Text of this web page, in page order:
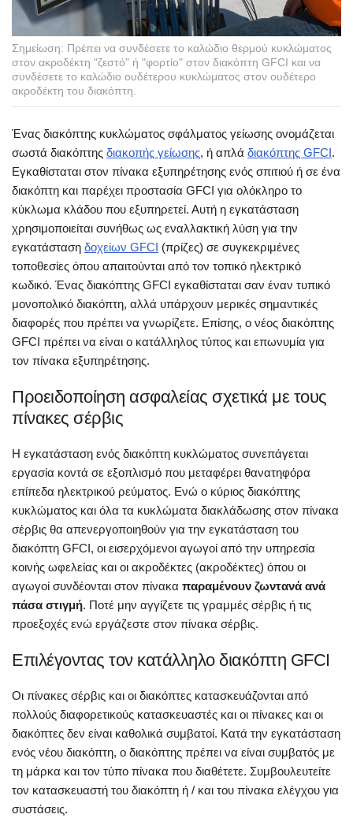
Σημείωση: Πρέπει να συνδέσετε το καλώδιο θερμού κυκλώματος
στον ακροδέκτη "ζεστό" ή "φορτίο" στον διακόπτη GFCI και να
συνδέσετε το καλώδιο ουδέτερου κυκλώματος στον ουδέτερο
ακροδέκτη του διακόπτη.
Ένας διακόπτης κυκλώματος σφάλματος γείωσης ονομάζεται
σωστά διακόπτης διακοπής γείωσης, ή απλά διακόπτης GFCI.
Εγκαθίσταται στον πίνακα εξυπηρέτησης ενός σπιτιού ή σε ένα
διακόπτη και παρέχει προστασία GFCI για ολόκληρο το
κύκλωμα κλάδου που εξυπηρετεί. Αυτή η εγκατάσταση
χρησιμοποιείται συνήθως ως εναλλακτική λύση για την
εγκατάσταση δοχείων GFCI (πρίζες) σε συγκεκριμένες
τοποθεσίες όπου απαιτούνται από τον τοπικό ηλεκτρικό
κωδικό. Ένας διακόπτης GFCI εγκαθίσταται σαν έναν τυπικό
μονοπολικό διακόπτη, αλλά υπάρχουν μερικές σημαντικές
διαφορές που πρέπει να γνωρίζετε. Επίσης, ο νέος διακόπτης
GFCI πρέπει να είναι ο κατάλληλος τύπος και επωνυμία για
τον πίνακα εξυπηρέτησης.
Προειδοποίηση ασφαλείας σχετικά με τους
πίνακες σέρβις
Η εγκατάσταση ενός διακόπτη κυκλώματος συνεπάγεται
εργασία κοντά σε εξοπλισμό που μεταφέρει θανατηφόρα
επίπεδα ηλεκτρικού ρεύματος. Ενώ ο κύριος διακόπτης
κυκλώματος και όλα τα κυκλώματα διακλάδωσης στον πίνακα
σέρβις θα απενεργοποιηθούν για την εγκατάσταση του
διακόπτη GFCI, οι εισερχόμενοι αγωγοί από την υπηρεσία
κοινής ωφελείας και οι ακροδέκτες (ακροδέκτες) όπου οι
αγωγοί συνδέονται στον πίνακα παραμένουν ζωντανά ανά
πάσα στιγμή. Ποτέ μην αγγίζετε τις γραμμές σέρβις ή τις
προεξοχές ενώ εργάζεστε στον πίνακα σέρβις.
Επιλέγοντας τον κατάλληλο διακόπτη GFCI
Οι πίνακες σέρβις και οι διακόπτες κατασκευάζονται από
πολλούς διαφορετικούς κατασκευαστές και οι πίνακες και οι
διακόπτες δεν είναι καθολικά συμβατοί. Κατά την εγκατάσταση
ενός νέου διακόπτη, ο διακόπτης πρέπει να είναι συμβατός με
τη μάρκα και τον τύπο πίνακα που διαθέτετε. Συμβουλευτείτε
τον κατασκευαστή του διακόπτη ή / και του πίνακα ελέγχου για
συστάσεις.